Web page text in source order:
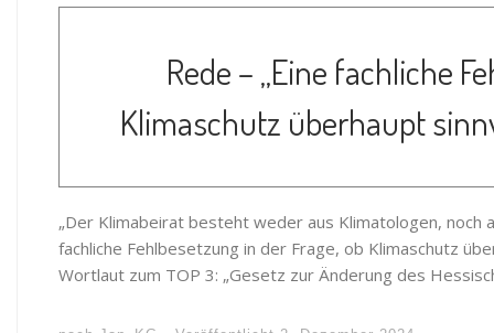
Rede – „Eine fachliche
Klimaschutz überhaupt
„Der Klimabeirat besteht weder aus Klimatologen,
fachliche Fehlbesetzung in der Frage, ob Klimaschutz
Wortlaut zum TOP 3: „Gesetz zur Änderung des